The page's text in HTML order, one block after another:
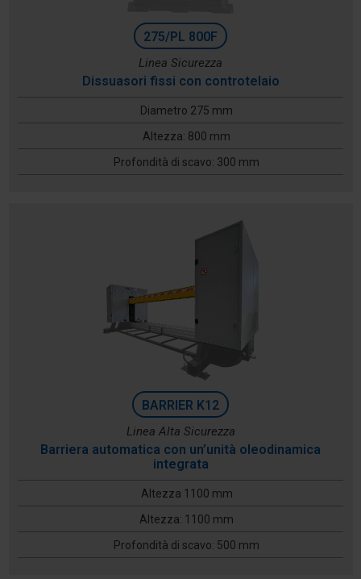
275/PL 800F
Linea Sicurezza
Dissuasori fissi con controtelaio
Diametro 275 mm
Altezza: 800 mm
Profondità di scavo: 300 mm
BARRIER K12
Linea Alta Sicurezza
Barriera automatica con un’unità oleodinamica
integrata
Altezza 1100 mm
Altezza: 1100 mm
Profondità di scavo: 500 mm